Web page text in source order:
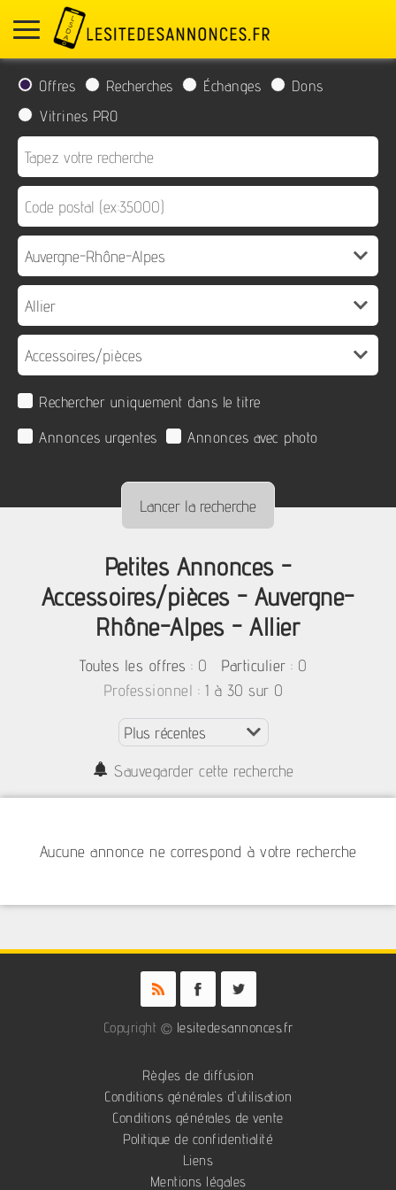
Offres Recherches Échanges
Dons
Vitrines PRO
Rechercher uniquement dans le titre
Annonces urgentes
Annonces avec photo
Petites Annonces -
Accessoires/pièces - Auvergne-
Rhône-Alpes - Allier
Toutes les offres : 0 Particulier : 0
Professionnel : 1 à 30 sur 0
Sauvegarder cette recherche
Aucune annonce ne correspond à votre recherche
Copyright © lesitedesannonces.fr
Règles de diffusion
Conditions générales d'utilisation
Conditions générales de vente
Politique de confidentialité
Liens
Mentions légales